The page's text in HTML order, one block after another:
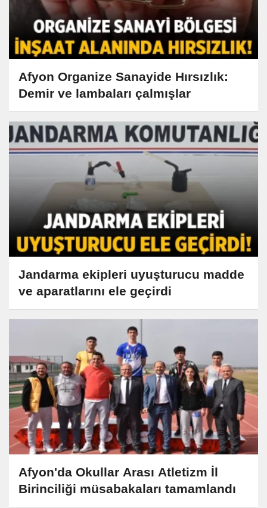
Afyon Organize Sanayide Hırsızlık:
Demir ve lambaları çalmışlar
Jandarma ekipleri uyuşturucu madde
ve aparatlarını ele geçirdi
Afyon'da Okullar Arası Atletizm İl
Birinciliği müsabakaları tamamlandı